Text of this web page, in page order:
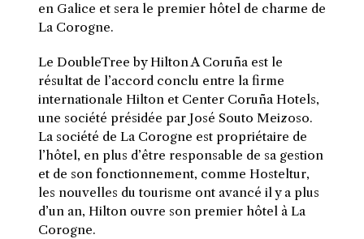
en Galice et sera le premier hôtel de charme de
La Corogne.
Le DoubleTree by Hilton A Coruña est le
résultat de l’accord conclu entre la firme
internationale Hilton et Center Coruña Hotels,
une société présidée par José Souto Meizoso.
La société de La Corogne est propriétaire de
l’hôtel, en plus d’être responsable de sa gestion
et de son fonctionnement, comme Hosteltur,
les nouvelles du tourisme ont avancé il y a plus
d’un an, Hilton ouvre son premier hôtel à La
Corogne.